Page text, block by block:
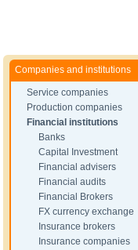
Companies and institutions
Service companies
Production companies
Financial institutions
Banks
Capital Investment
Financial advisers
Financial audits
Financial Brokers
FX currency exchange
Insurance brokers
Insurance companies